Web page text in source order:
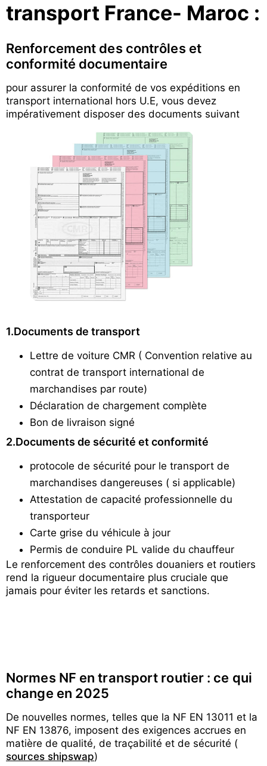
transport France- Maroc :
Renforcement des contrôles et
conformité documentaire
pour assurer la conformité de vos expéditions en
transport international hors U.E, vous devez
impérativement disposer des documents suivant
1.Documents de transport
Lettre de voiture CMR ( Convention relative au
contrat de transport international de
marchandises par route)
Déclaration de chargement complète
Bon de livraison signé
2.Documents de sécurité et conformité
protocole de sécurité pour le transport de
marchandises dangereuses ( si applicable)
Attestation de capacité professionnelle du
transporteur
Carte grise du véhicule à jour
Permis de conduire PL valide du chauffeur
Le renforcement des contrôles douaniers et routiers
rend la rigueur documentaire plus cruciale que
jamais pour éviter les retards et sanctions.
Normes NF en transport routier : ce qui
change en 2025
De nouvelles normes, telles que la NF EN 13011 et la
NF EN 13876, imposent des exigences accrues en
matière de qualité, de traçabilité et de sécurité (
sources shipswap)